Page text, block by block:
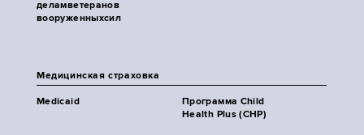
деламветеранов
вооруженныхсил
Медицинская страховка
Medicaid
Программа Child
Health Plus (CHP)